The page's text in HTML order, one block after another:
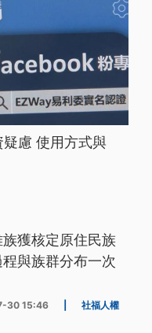
慮 使用方式與
獲核定原住民族
與族群分布一次
30 15:46 社福人權